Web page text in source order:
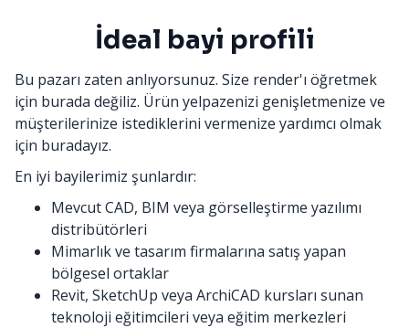
İdeal bayi profili
Bu pazarı zaten anlıyorsunuz. Size render'ı öğretmek
için burada değiliz. Ürün yelpazenizi genişletmenize ve
müşterilerinize istediklerini vermenize yardımcı olmak
için buradayız.
En iyi bayilerimiz şunlardır:
Mevcut CAD, BIM veya görselleştirme yazılımı
distribütörleri
Mimarlık ve tasarım firmalarına satış yapan
bölgesel ortaklar
Revit, SketchUp veya ArchiCAD kursları sunan
teknoloji eğitimcileri veya eğitim merkezleri